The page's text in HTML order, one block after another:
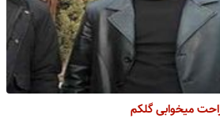
میخوابی گلکم